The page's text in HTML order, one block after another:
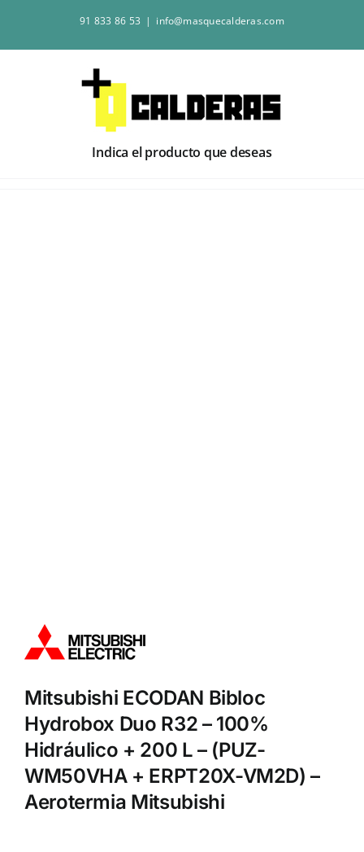
contenido
91 833 86 53 | info@masquecalderas.com
Indica el producto que deseas
Mitsubishi ECODAN Bibloc
Hydrobox Duo R32 – 100%
Hidráulico + 200 L – (PUZ-
WM50VHA + ERPT20X-VM2D) –
Aerotermia Mitsubishi